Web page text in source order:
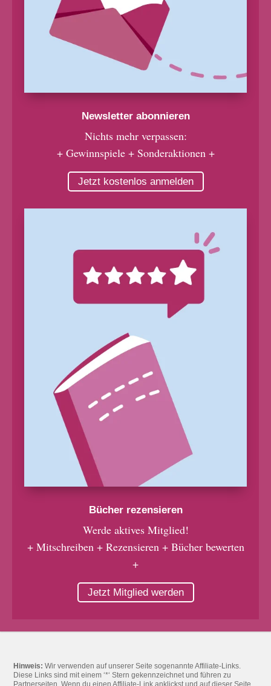
Newsletter abonnieren
Nichts mehr verpassen:
+ Gewinnspiele + Sonderaktionen +
Jetzt kostenlos anmelden
Bücher rezensieren
Werde aktives Mitglied!
+ Mitschreiben + Rezensieren + Bücher bewerten
+
Jetzt Mitglied werden
Hinweis: Wir verwenden auf unserer Seite sogenannte Affiliate-Links.
Diese Links sind mit einem ‘*‘ Stern gekennzeichnet und führen zu
Partnerseiten. Wenn du einen Affiliate-Link anklickst und auf dieser Seite